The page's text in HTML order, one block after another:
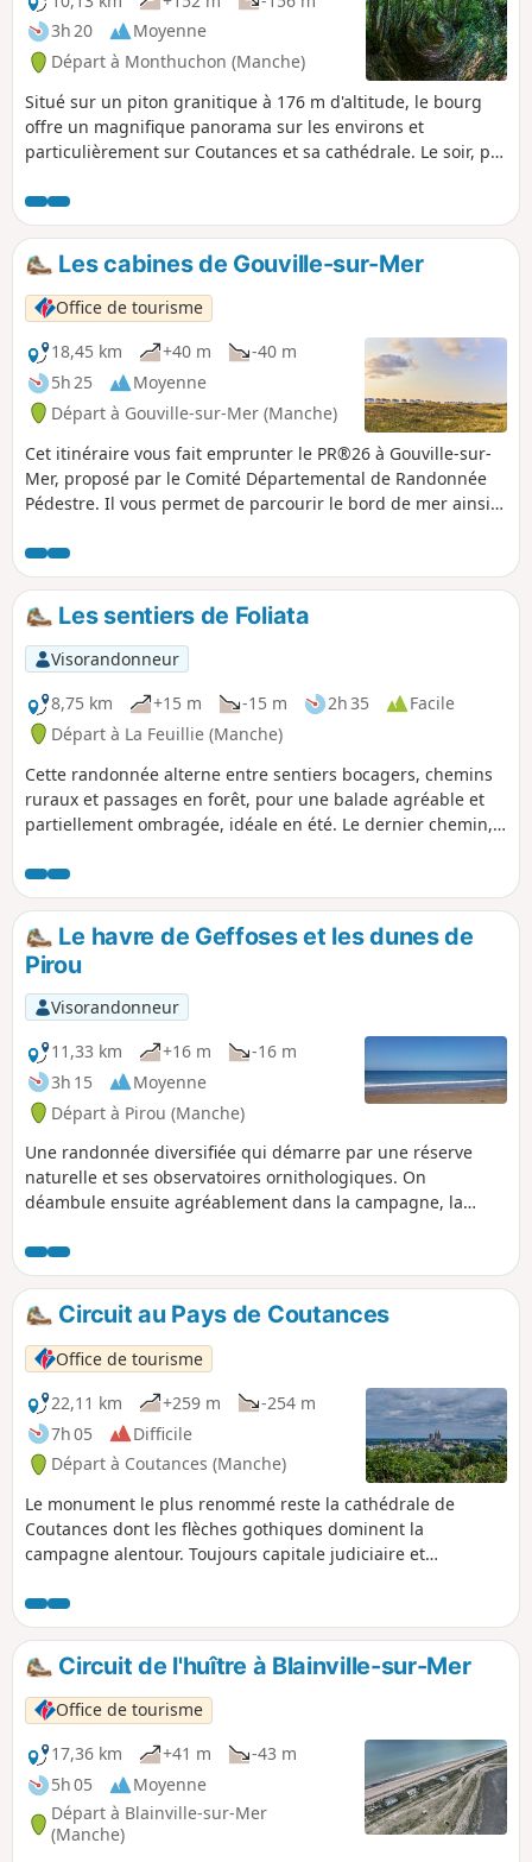
3h 20
Moyenne
Départ à Monthuchon (Manche)
Situé sur un piton granitique à 176 m d'altitude, le bourg
offre un magnifique panorama sur les environs et
particulièrement sur Coutances et sa cathédrale. Le soir, par
Les cabines de Gouville-sur-Mer
Office de tourisme
18,45 km
+40 m
-40 m
5h 25
Moyenne
Départ à Gouville-sur-Mer (Manche)
Cet itinéraire vous fait emprunter le PR®26 à Gouville-sur-
Mer, proposé par le Comité Départemental de Randonnée
Pédestre. Il vous permet de parcourir le bord de mer ainsi
Les sentiers de Foliata
Visorandonneur
8,75 km
+15 m -15 m 2h 35
Facile
Départ à La Feuillie (Manche)
Cette randonnée alterne entre sentiers bocagers, chemins
ruraux et passages en forêt, pour une balade agréable et
partiellement ombragée, idéale en été. Le dernier chemin,
tout en offrant une jolie vue sur les landes humides et
l’église de La Feuillie.
Le havre de Geffoses et les dunes de
Pirou
Visorandonneur
11,33 km
+16 m
-16 m
3h 15
Moyenne
Départ à Pirou (Manche)
Une randonnée diversifiée qui démarre par une réserve
naturelle et ses observatoires ornithologiques. On
déambule ensuite agréablement dans la campagne, la
déroule en bord de mer et sur les dunes qui la dominent.
Circuit au Pays de Coutances
Office de tourisme
22,11 km
+259 m
-254 m
7h 05
Difficile
Départ à Coutances (Manche)
Le monument le plus renommé reste la cathédrale de
Coutances dont les flèches gothiques dominent la
campagne alentour. Toujours capitale judiciaire et
patrimoine urbain à découvrir. Pour l'heure, découvrez
d'autres histoires et monuments emblématiques.
Circuit de l'huître à Blainville-sur-Mer
Office de tourisme
17,36 km
+41 m
-43 m
5h 05
Moyenne
Départ à Blainville-sur-Mer
(Manche)